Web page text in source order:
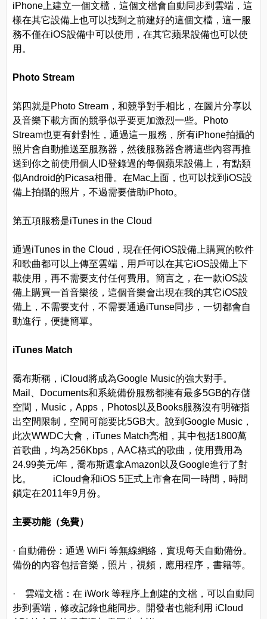
iPhone上建立一個文檔，這個文檔會自動同步到雲端，這
樣在其它設備上也可以找到之前建好的這個文檔，這一服
務不僅在iOS設備中可以使用，在其它蘋果設備也可以使
用。
Photo Stream
第四就是Photo Stream，和競爭對手相比，在圖片分享以
及音樂下載方面的競爭似乎要更加激烈一些。Photo
Stream也更有針對性，通過這一服務，所有iPhone拍攝的
照片會自動推送至服務器，然後服務器會將這些內容再推
送到你之前使用個人ID登錄過的每個蘋果設備上，有點類
似Android的Picasa相冊。在Mac上面，也可以找到iOS設
備上拍攝的照片，不過需要借助iPhoto。
第五項服務是iTunes in the Cloud
通過iTunes in the Cloud，現在任何iOS設備上購買的軟件
和歌曲都可以上傳至雲端，用戶可以在其它iOS設備上下
載使用，再不需要支付任何費用。簡言之，在一款iOS設
備上購買一首音樂後，這個音樂會出現在我的其它iOS設
備上，不需要支付，不需要通過iTunse同步，一切都會自
動進行，便捷簡單。
iTunes Match
喬布斯稱，iCloud將成為Google Music的強大對手。
Mail、Documents和系統備份服務都擁有最多5GB的存儲
空間，Music，Apps，Photos以及Books服務沒有明確指
出空間限制，空間可能要比5GB大。說到Google Music，
此次WWDC大會，iTunes Match亮相，其中包括1800萬
首歌曲，均為256Kbps，AAC格式的歌曲，使用費用為
24.99美元/年，喬布斯還拿Amazon以及Google進行了對
比。 iCloud會和iOS 5正式上市會在同一時間，時間
鎖定在2011年9月份。
主要功能（免費）
· 自動備份：通過 WiFi 等無線網絡，實現每天自動備份。
備份的內容包括音樂，照片，視頻，應用程序，書籍等。
· 雲端文檔：在 iWork 等程序上創建的文檔，可以自動同
步到雲端，修改記錄也能同步。開發者也能利用 iCloud